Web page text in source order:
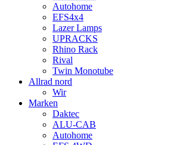
Autohome
EFS4x4
Lazer Lamps
UPRACKS
Rhino Rack
Rival
Twin Monotube
Allrad nord
Wir
Marken
Daktec
ALU-CAB
Autohome